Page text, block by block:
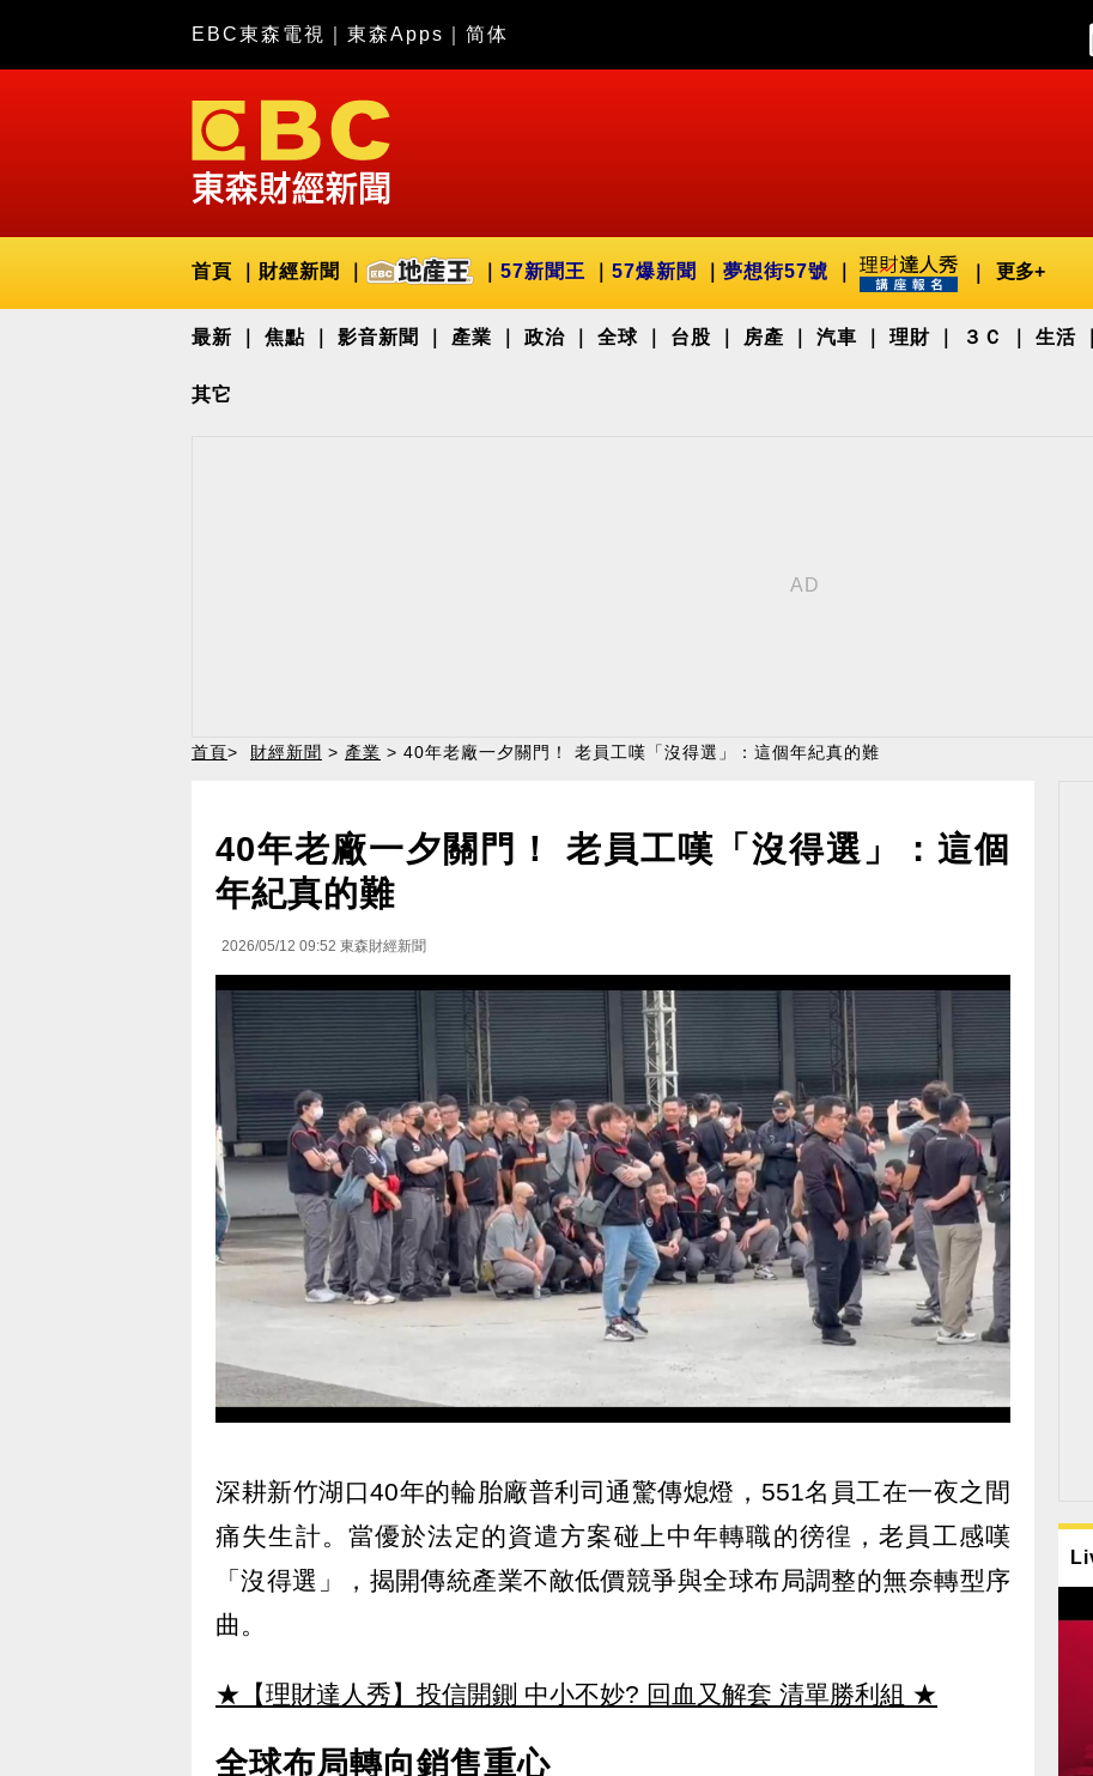
EBC東森電視 東森Apps 简体
首頁 財經新聞 57新聞王 57爆新聞 夢想街57號 更多+
最新 焦點 影音新聞 產業 政治 全球 台股 房產 汽車 理財 ３Ｃ 生活
其它
首頁> 財經新聞 > 產業 > 40年老廠一夕關門！ 老員工嘆「沒得選」：這個年紀真的難
40年老廠一夕關門！ 老員工嘆「沒得選」：這個
年紀真的難
2026/05/12 09:52 東森財經新聞
深耕新竹湖口40年的輪胎廠普利司通驚傳熄燈，551名員工在一夜之間
痛失生計。當優於法定的資遣方案碰上中年轉職的徬徨，老員工感嘆
「沒得選」，揭開傳統產業不敵低價競爭與全球布局調整的無奈轉型序
曲。
★【理財達人秀】投信開鍘 中小不妙? 回血又解套 清單勝利組 ★
全球布局轉向銷售重心